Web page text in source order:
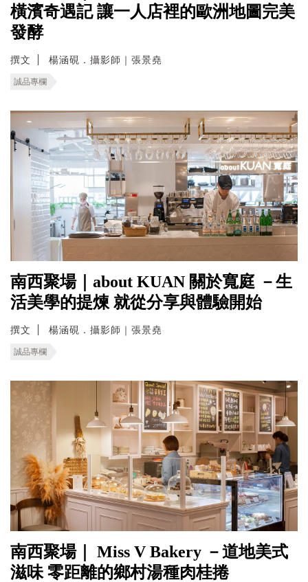
橫濱奇遇記 讓一人店裡的歐洲地圖完美
發酵
撰文 楊涵硯．攝影師｜張景堯
誠品專欄
南西聚場｜about KUAN 關於寬庭 －生
活美學的提煉 就從分享與體驗開始
撰文 楊涵硯．攝影師｜張景堯
誠品專欄
南西聚場｜ Miss V Bakery －道地美式
滋味 零距離的鄉村湯種肉桂捲